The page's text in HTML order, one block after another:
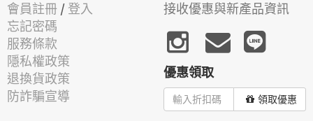
會員註冊 / 登入
忘記密碼
服務條款
隱私權政策
退換貨政策
防詐騙宣導
接收優惠與新產品資訊
優惠領取
領取優惠